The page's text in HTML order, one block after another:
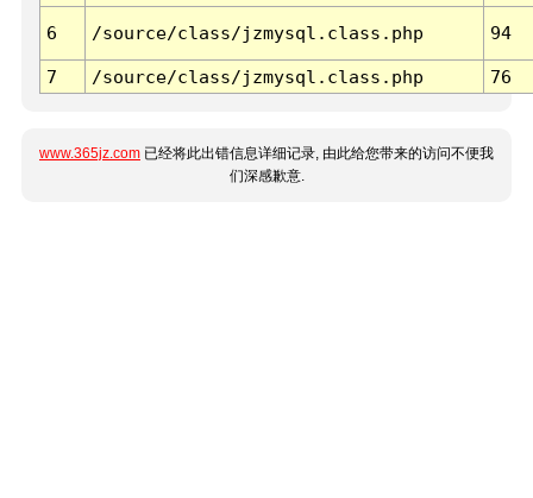
6 /source/class/jzmysql.class.php 94
7 /source/class/jzmysql.class.php 76
www.365jz.com 已经将此出错信息详细记录, 由此给您带来的访问不便我
们深感歉意.